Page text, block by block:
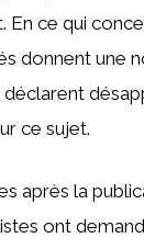
En ce qui
donnent une
déclarent
ce sujet.
après la
ont